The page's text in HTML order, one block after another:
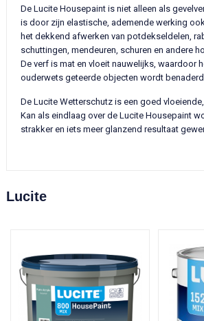
De Lucite Housepaint is niet alleen als
is door zijn elastische, ademende werking
het dekkend afwerken van potdekseldelen,
schuttingen, mendeuren, schuren en andere
De verf is mat en vloeit nauwelijks, waardoor
ouderwets geteerde objecten wordt benaderd.
De Lucite Wetterschutz is een goed
Kan als eindlaag over de Lucite Housepaint
strakker en iets meer glanzend resultaat
Lucite